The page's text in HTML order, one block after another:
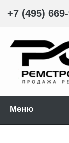
+7 (495)
Меню